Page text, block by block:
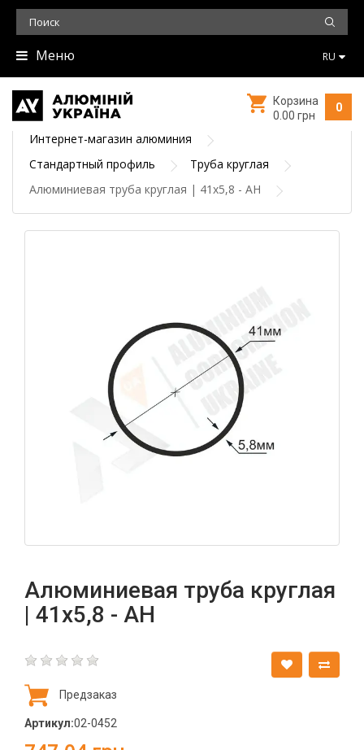
Меню RU
0
Корзина
0.00 грн
Интернет-магазин алюминия
Стандартный профиль
Труба круглая
Алюминиевая труба круглая | 41х5,8 - АН
Алюминиевая труба круглая
| 41х5,8 - АН
Предзаказ
Артикул:02-0452